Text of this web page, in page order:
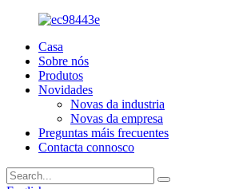
Casa
Sobre nós
Produtos
Novidades
Novas da industria
Novas da empresa
Preguntas máis frecuentes
Contacta connosco